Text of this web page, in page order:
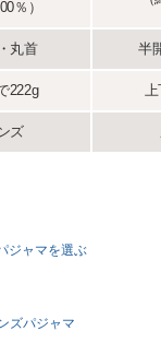
ジャマを選ぶ
ズパジャマ